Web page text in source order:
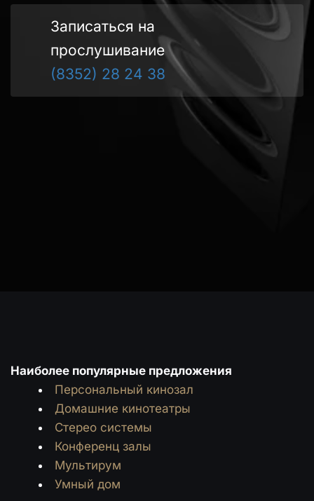
Записаться на
прослушивание
(8352) 28 24 38
Наиболее популярные предложения
Персональный кинозал
Домашние кинотеатры
Стерео системы
Конференц залы
Мультирум
Умный дом